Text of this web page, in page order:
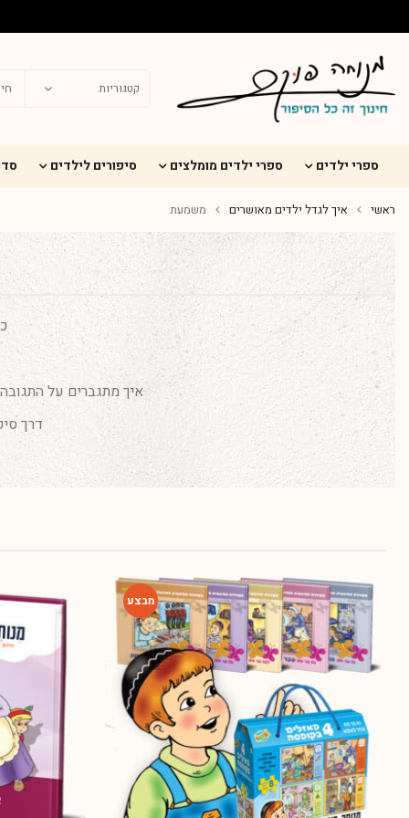
ספרי ילדים ספרי ילדים מומלצים סיפורים לילדים
ראשי איך לגדל ילדים מאושרים משמעת
איך מתגברים על
דרך
-54%